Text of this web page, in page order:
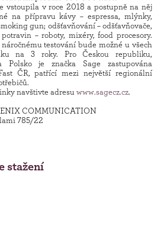
vstoupila v roce 2018 a postupně na něj
na přípravu kávy – espressa, mlýnky,
gun; odšťavňování – odšťavňovače,
– roboty, mixéry, food procesory.
testování bude možné u všech
na 3 roky. Pro Českou republiku,
Polsko je značka Sage zastupována
ČR, patřící mezi největší regionální
navštivte adresu www.sagecz.cz.
COMMUNICATION
785/22
stažení